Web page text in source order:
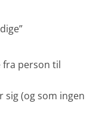
person til
(og som ingen